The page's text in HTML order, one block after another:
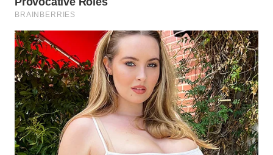
SUMEDANG
WN
CIANJUR
WN
KEPULAUAN
SERIBU
WN